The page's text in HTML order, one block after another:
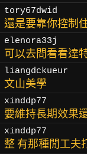
tory67dwid
還是要靠你控制
elenora33j
可以去問看看達
liangdckueur
文山美學
xinddp77
要維持長期效果
xinddp77
整 有那種閒工夫